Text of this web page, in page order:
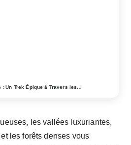
: Un Trek Épique à Travers les…
les vallées luxuriantes,
les forêts denses vous